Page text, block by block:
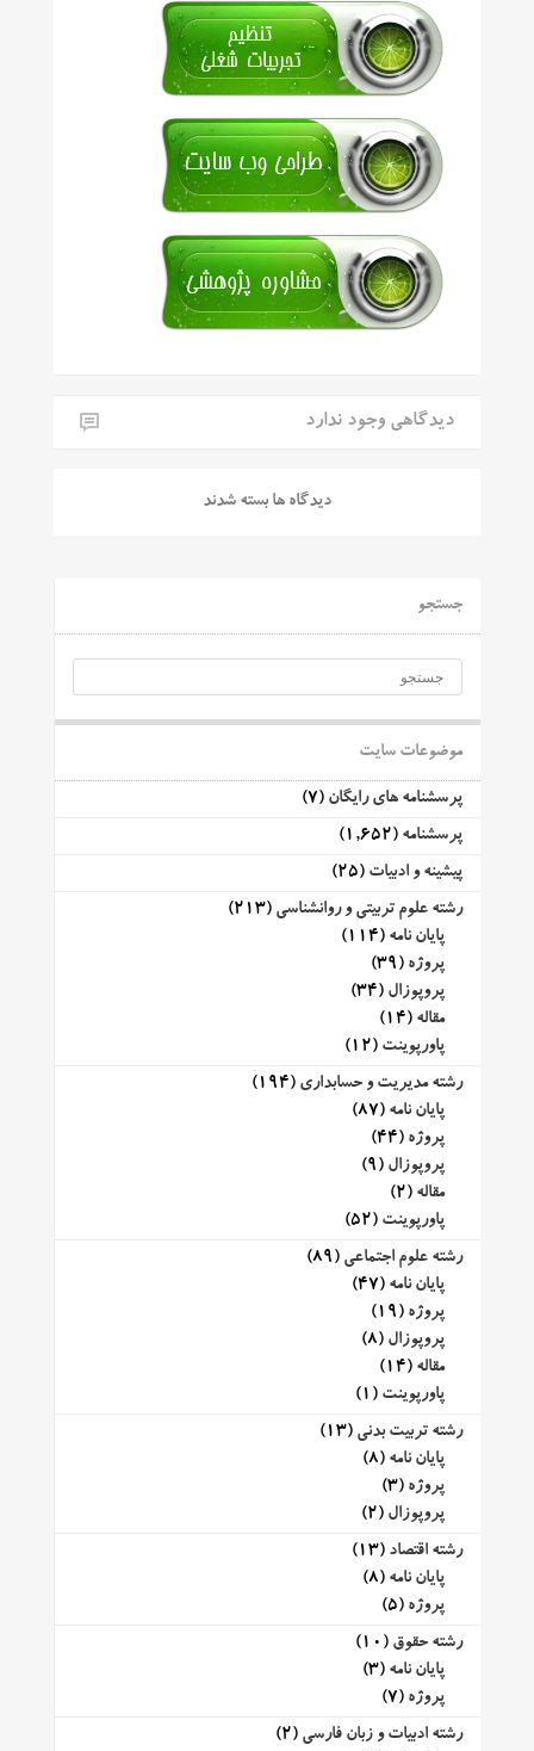
دیدگاهی وجود ندارد
دیدگاه ها بسته شدند
جستجو
موضوعات سایت
پرسشنامه های رایگان (7)
پرسشنامه (1,652)
پیشینه و ادبیات (25)
رشته علوم تربیتی و روانشناسی (213)
پایان نامه (114)
پروژه (39)
پروپوزال (34)
مقاله (14)
پاورپوینت (12)
رشته مدیریت و حسابداری (194)
پایان نامه (87)
پروژه (44)
پروپوزال (9)
مقاله (2)
پاورپوینت (52)
رشته علوم اجتماعی (89)
پایان نامه (47)
پروژه (19)
پروپوزال (8)
مقاله (14)
پاورپوینت (1)
رشته تربیت بدنی (13)
پایان نامه (8)
پروژه (3)
پروپوزال (2)
رشته اقتصاد (13)
پایان نامه (8)
پروژه (5)
رشته حقوق (10)
پایان نامه (3)
پروژه (7)
رشته ادبیات و زبان فارسی (2)